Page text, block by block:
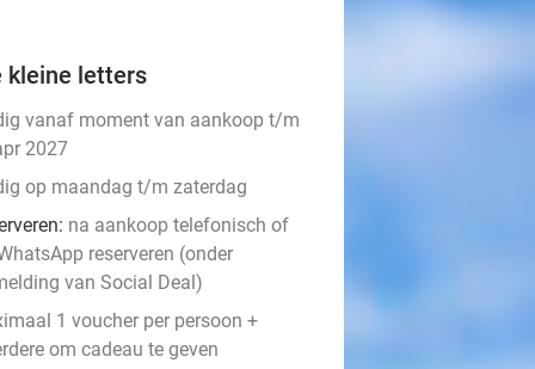
kleine letters
vanaf moment van aankoop t/m
2027
op maandag t/m zaterdag
na aankoop telefonisch of
reserveren (onder
van Social Deal)
1 voucher per persoon +
om cadeau te geven